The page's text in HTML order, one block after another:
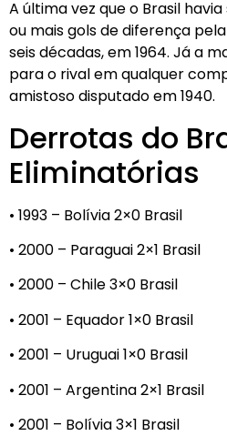
A última vez que o Brasil
ou mais gols de diferença
seis décadas, em 1964. Já a
para o rival em qualquer
amistoso disputado em 1940.
Derrotas do
Eliminatórias
• 1993 – Bolívia 2×0 Brasil
• 2000 – Paraguai 2×1 Brasil
• 2000 – Chile 3×0 Brasil
• 2001 – Equador 1×0 Brasil
• 2001 – Uruguai 1×0 Brasil
• 2001 – Argentina 2×1 Brasil
• 2001 – Bolívia 3×1 Brasil